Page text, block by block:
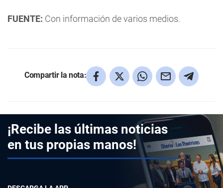
FUENTE: Con información de varios medios.
Compartir la nota:
¡Recibe las últimas noticias
en tus propias manos!